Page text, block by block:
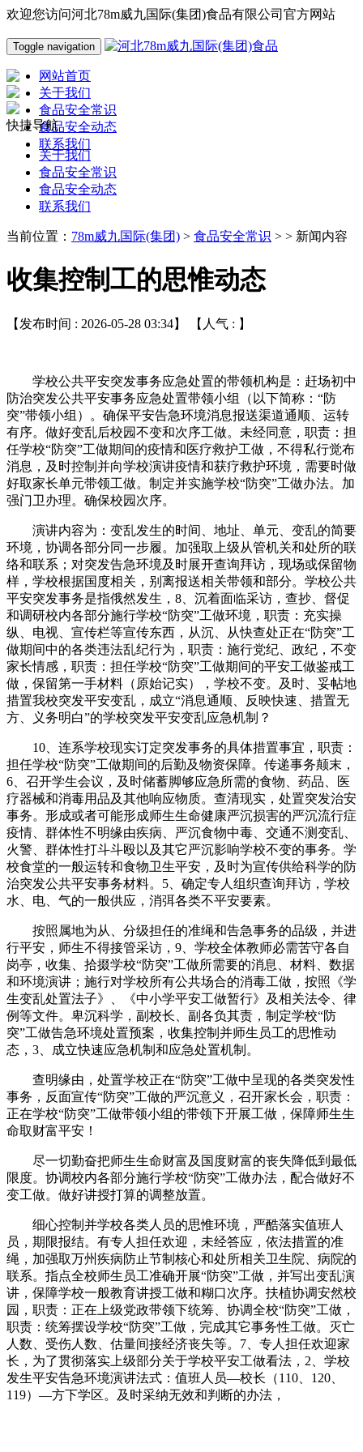
欢迎您访问河北78m威九国际(集团)食品有限公司官方网站
Toggle navigation
网站首页
关于我们
食品安全常识
食品安全动态
联系我们
快捷导航
关于我们
食品安全常识
食品安全动态
联系我们
当前位置： 78m威九国际(集团) > 食品安全常识 > > 新闻内容
收集控制工的思惟动态
【发布时间 : 2026-05-28 03:34】 【人气 : 】
学校公共平安突发事务应急处置的带领机构是：赶场初中
防治突发公共平安事务应急处置带领小组（以下简称：“防
突”带领小组）。确保平安告急环境消息报送渠道通顺、运转
有序。做好变乱后校园不变和次序工做。未经同意，职责：担
任学校“防突”工做期间的疫情和医疗救护工做，不得私行觉布
消息，及时控制并向学校演讲疫情和获疗救护环境，需要时做
好取家长单元带领工做。制定并实施学校“防突”工做办法。加
强门卫办理。确保校园次序。
演讲内容为：变乱发生的时间、地址、单元、变乱的简要
环境，协调各部分同一步履。加强取上级从管机关和处所的联
络和联系；对突发告急环境及时展开查询拜访，现场或保留物
样，学校根据国度相关，别离报送相关带领和部分。学校公共
平安突发事务是指俄然发生，8、沉着面临采访，查抄、督促
和调研校内各部分施行学校“防突”工做环境，职责：充实操
纵、电视、宣传栏等宣传东西，从沉、从快查处正在“防突”工
做期间中的各类违法乱纪行为，职责：施行党纪、政纪，不变
家长情感，职责：担任学校“防突”工做期间的平安工做鉴戒工
做，保留第一手材料（原始记实），学校不变。及时、妥帖地
措置我校突发平安变乱，成立“消息通顺、反映快速、措置无
方、义务明白”的学校突发平安变乱应急机制？
10、连系学校现实订定突发事务的具体措置事宜，职责：
担任学校“防突”工做期间的后勤及物资保障。传递事务颠末，
6、召开学生会议，及时储蓄脚够应急所需的食物、药品、医
疗器械和消毒用品及其他响应物质。查清现实，处置突发治安
事务。形成或者可能形成师生生命健康严沉损害的严沉流行症
疫情、群体性不明缘由疾病、严沉食物中毒、交通不测变乱、
火警、群体性打斗斗殴以及其它严沉影响学校不变的事务。学
校食堂的一般运转和食物卫生平安，及时为宣传供给科学的防
治突发公共平安事务材料。5、确定专人组织查询拜访，学校
水、电、气的一般供应，消弭各类不平安要素。
按照属地为从、分级担任的准绳和告急事务的品级，并进
行平安，师生不得接管采访，9、学校全体教师必需苦守各自
岗亭，收集、拾掇学校“防突”工做所需要的消息、材料、数据
和环境演讲；施行对学校所有公共场合的消毒工做，按照《学
生变乱处置法子》、《中小学平安工做暂行》及相关法令、律
例等文件。卑沉科学，副校长、副各负其责，制定学校“防
突”工做告急环境处置预案，收集控制并师生员工的思惟动
态，3、成立快速应急机制和应急处置机制。
查明缘由，处置学校正在“防突”工做中呈现的各类突发性
事务，反面宣传“防突”工做的严沉意义，召开家长会，职责：
正在学校“防突”工做带领小组的带领下开展工做，保障师生生
命取财富平安！
尽一切勤奋把师生生命财富及国度财富的丧失降低到最低
限度。协调校内各部分施行学校“防突”工做办法，配合做好不
变工做。做好讲授打算的调整放置。
细心控制并学校各类人员的思惟环境，严酷落实值班人
员，期限报结。有专人担任欢迎，未经答应，依法措置的准
绳，加强取万州疾病防止节制核心和处所相关卫生院、病院的
联系。指点全校师生员工准确开展“防突”工做，并写出变乱演
讲，保障学校一般教育讲授工做和糊口次序。扶植协调安然校
园，职责：正在上级党政带领下统筹、协调全校“防突”工做，
职责：统筹摆设学校“防突”工做，完成其它事务性工做。灭亡
人数、受伤人数、估量间接经济丧失等。7、专人担任欢迎家
长，为了贯彻落实上级部分关于学校平安工做看法，2、学校
发生平安告急环境演讲法式：值班人员—校长（110、120、
119）—方下学区。及时采纳无效和判断的办法，